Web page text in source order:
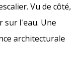
Vu de côté,
sur l'eau. Une
architecturale